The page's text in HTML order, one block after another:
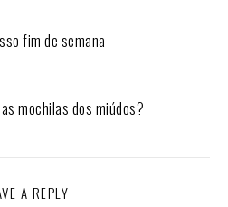
fim de semana
mochilas dos miúdos?
A REPLY